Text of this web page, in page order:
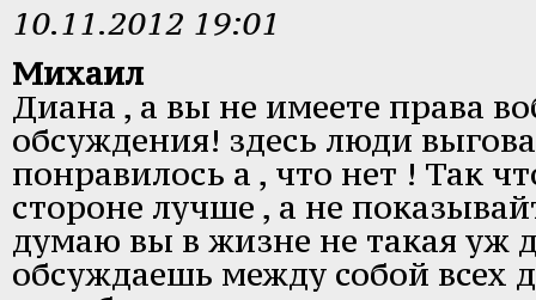
10.11.2012 19:01
Михаил
Диана , а вы не имеете права
обсуждения! здесь люди
понравилось а , что нет ! Так
стороне лучше , а не
думаю вы в жизне не такая уж
обсуждаешь между собой всех